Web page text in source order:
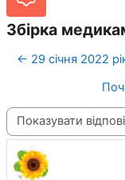
Збірка
← 29 січня 2022
Тип показу